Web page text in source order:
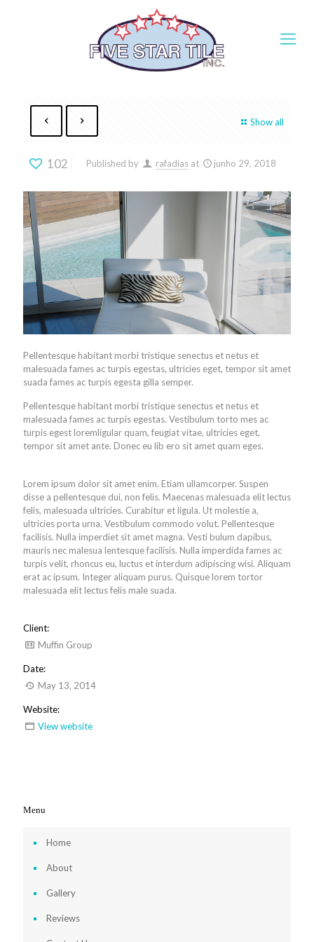
Show all
102 Published by rafadias at junho 29, 2018
Pellentesque habitant morbi tristique senectus et netus et
malesuada fames ac turpis egestas, ultricies eget, tempor sit amet
suada fames ac turpis egesta gilla semper.
Pellentesque habitant morbi tristique senectus et netus et
malesuada fames ac turpis egestas. Vestibulum torto mes ac
turpis egest loremligular quam, feugiat vitae, ultricies eget,
tempor sit amet ante. Donec eu lib ero sit amet quam eges.
Lorem ipsum dolor sit amet enim. Etiam ullamcorper. Suspen
disse a pellentesque dui, non felis. Maecenas malesuada elit lectus
felis, malesuada ultricies. Curabitur et ligula. Ut molestie a,
ultricies porta urna. Vestibulum commodo volut. Pellentesque
facilisis. Nulla imperdiet sit amet magna. Vesti bulum dapibus,
mauris nec malesua lentesque facilisis. Nulla imperdida fames ac
turpis velit, rhoncus eu, luctus et interdum adipiscing wisi. Aliquam
erat ac ipsum. Integer aliquam purus. Quisque lorem tortor
malesuada elit lectus felis male suada.
Client:
Muffin Group
Date:
May 13, 2014
Website:
View website
Menu
Home
About
Gallery
Reviews